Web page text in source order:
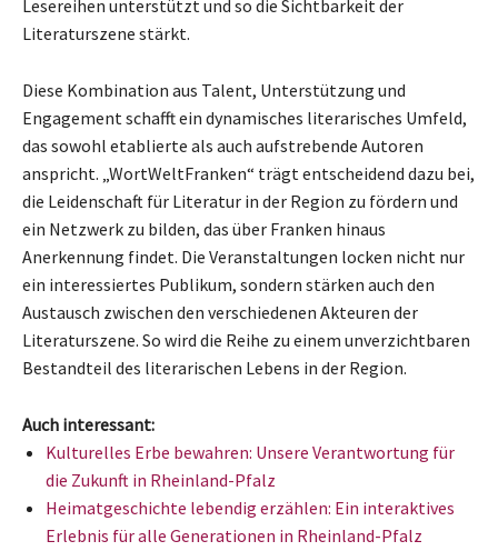
Lesereihen unterstützt und so die Sichtbarkeit der
Literaturszene stärkt.
Diese Kombination aus Talent, Unterstützung und
Engagement schafft ein dynamisches literarisches Umfeld,
das sowohl etablierte als auch aufstrebende Autoren
anspricht. „WortWeltFranken“ trägt entscheidend dazu bei,
die Leidenschaft für Literatur in der Region zu fördern und
ein Netzwerk zu bilden, das über Franken hinaus
Anerkennung findet. Die Veranstaltungen locken nicht nur
ein interessiertes Publikum, sondern stärken auch den
Austausch zwischen den verschiedenen Akteuren der
Literaturszene. So wird die Reihe zu einem unverzichtbaren
Bestandteil des literarischen Lebens in der Region.
Auch interessant:
Kulturelles Erbe bewahren: Unsere Verantwortung für
die Zukunft in Rheinland-Pfalz
Heimatgeschichte lebendig erzählen: Ein interaktives
Erlebnis für alle Generationen in Rheinland-Pfalz